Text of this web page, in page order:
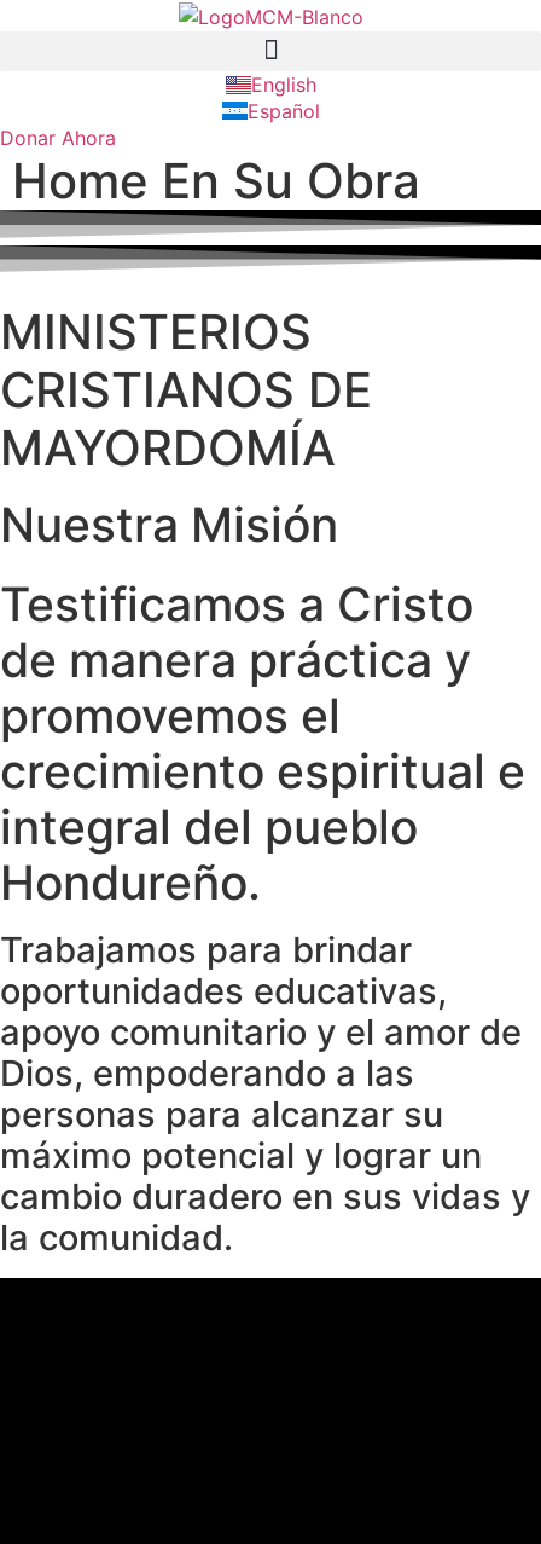
English
Español
Donar Ahora
Home En Su Obra
MINISTERIOS
CRISTIANOS DE
MAYORDOMÍA
Nuestra Misión
Testificamos a Cristo
de manera práctica y
promovemos el
crecimiento espiritual e
integral del pueblo
Hondureño.
Trabajamos para brindar
oportunidades educativas,
apoyo comunitario y el amor de
Dios, empoderando a las
personas para alcanzar su
máximo potencial y lograr un
cambio duradero en sus vidas y
la comunidad.